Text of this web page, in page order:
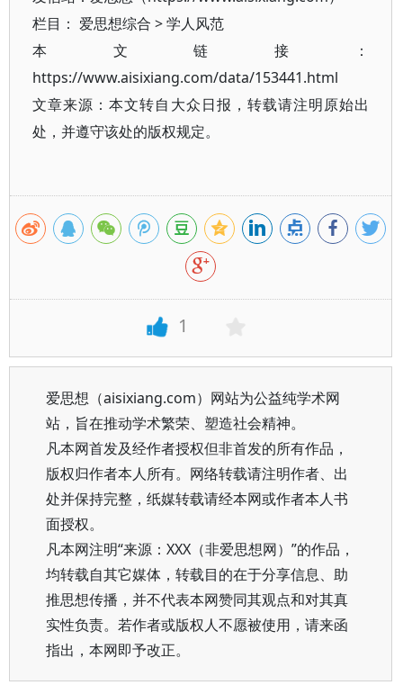
栏目： 爱思想综合 >学人风范
本文链接：
https://www.aisixiang.com/data/153441.html
文章来源：本文转自大众日报，转载请注明原始出
处，并遵守该处的版权规定。
1
爱思想（aisixiang.com）网站为公益纯学术网
站，旨在推动学术繁荣、塑造社会精神。
凡本网首发及经作者授权但非首发的所有作品，
版权归作者本人所有。网络转载请注明作者、出
处并保持完整，纸媒转载请经本网或作者本人书
面授权。
凡本网注明“来源：XXX（非爱思想网）”的作品，
均转载自其它媒体，转载目的在于分享信息、助
推思想传播，并不代表本网赞同其观点和对其真
实性负责。若作者或版权人不愿被使用，请来函
指出，本网即予改正。